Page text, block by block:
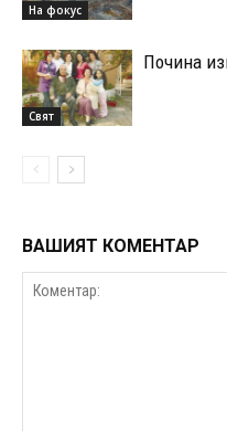
На фокус
Свят
Почина
ВАШИЯТ КОМЕНТАР